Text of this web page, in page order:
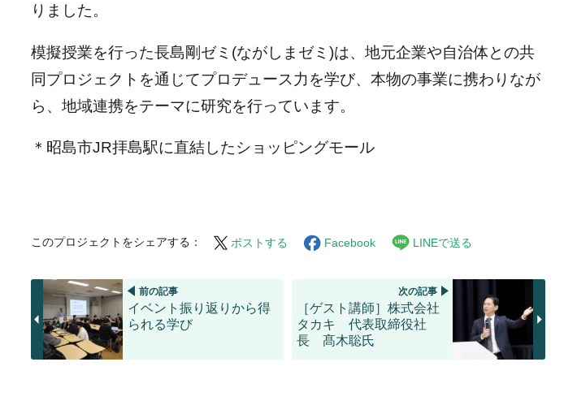
りました。
模擬授業を行った長島剛ゼミ(ながしまゼミ)は、地元企業や自治体との共
同プロジェクトを通じてプロデュース力を学び、本物の事業に携わりなが
ら、地域連携をテーマに研究を行っています。
＊昭島市JR拝島駅に直結したショッピングモール
このプロジェクトをシェアする： ポストする Facebook LINEで送る
前の記事
イベント振り返りから得
られる学び
次の記事
［ゲスト講師］株式会社
タカキ 代表取締役社
長 髙木聡氏